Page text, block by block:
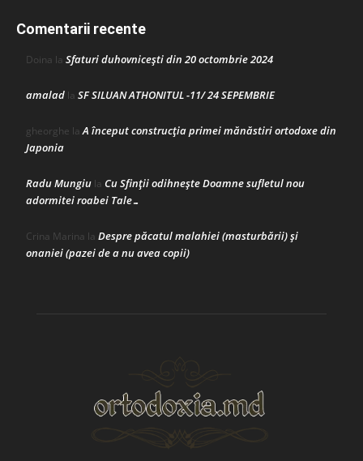
Comentarii recente
Doina la Sfaturi duhovnicești din 20 octombrie 2024
amalad la SF SILUAN ATHONITUL -11/ 24 SEPEMBRIE
gheorghe laA început construcţia primei mănăstiri ortodoxe din
Japonia
Radu Mungiu la Cu Sfinții odihnește Doamne sufletul nou
adormitei roabei Tale…
Crina Marina la Despre păcatul malahiei (masturbării) şi
onaniei (pazei de a nu avea copii)